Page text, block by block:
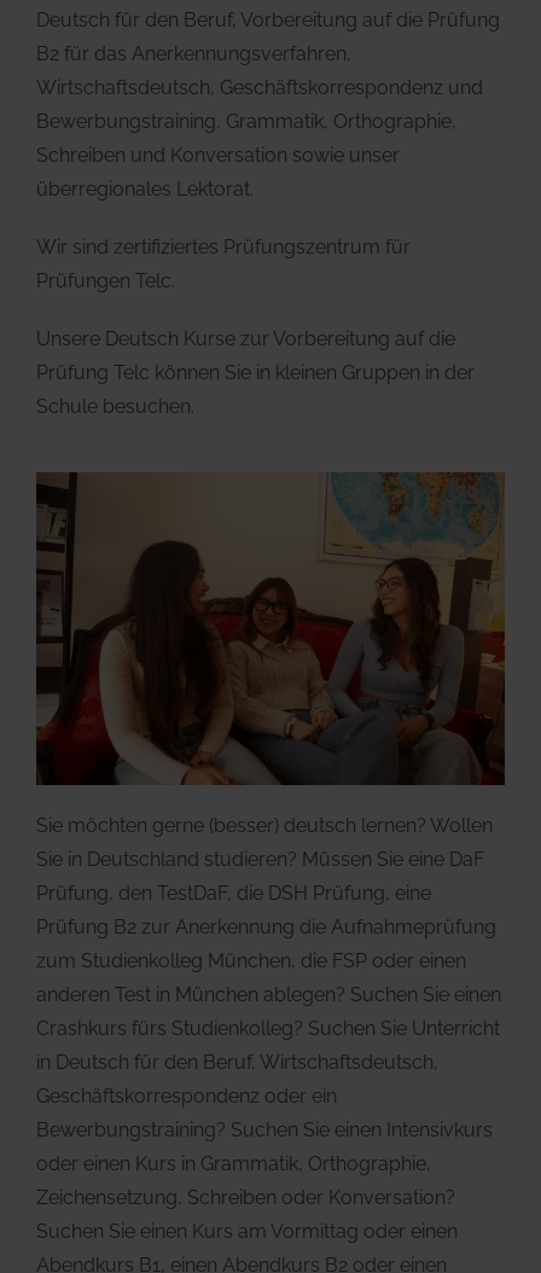
Deutsch für den Beruf, Vorbereitung auf die Prüfung
B2 für das Anerkennungsverfahren,
Wirtschaftsdeutsch, Geschäftskorrespondenz und
Bewerbungstraining, Grammatik, Orthographie,
Schreiben und Konversation sowie unser
überregionales Lektorat.
Wir sind zertifiziertes Prüfungszentrum für
Prüfungen Telc.
Unsere Deutsch Kurse zur Vorbereitung auf die
Prüfung Telc können Sie in kleinen Gruppen in der
Schule besuchen.
Sie möchten gerne (besser) deutsch lernen? Wollen
Sie in Deutschland studieren? Müssen Sie eine DaF
Prüfung, den TestDaF, die DSH Prüfung, eine
Prüfung B2 zur Anerkennung die Aufnahmeprüfung
zum Studienkolleg München, die FSP oder einen
anderen Test in München ablegen? Suchen Sie einen
Crashkurs fürs Studienkolleg? Suchen Sie Unterricht
in Deutsch für den Beruf, Wirtschaftsdeutsch,
Geschäftskorrespondenz oder ein
Bewerbungstraining? Suchen Sie einen Intensivkurs
oder einen Kurs in Grammatik, Orthographie,
Zeichensetzung, Schreiben oder Konversation?
Suchen Sie einen Kurs am Vormittag oder einen
Abendkurs B1, einen Abendkurs B2 oder einen